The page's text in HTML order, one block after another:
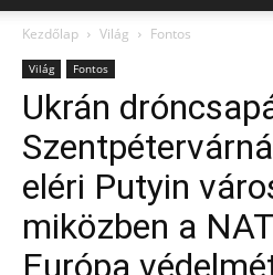
Kezdőlap Világ Fontos
Világ Fontos
Ukrán
eléri Putyin
miközben a
Európa